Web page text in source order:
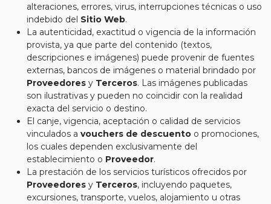
alteraciones, errores, virus, interrupciones técnicas o uso
indebido del Sitio Web.
La autenticidad, exactitud o vigencia de la información
provista, ya que parte del contenido (textos,
descripciones e imágenes) puede provenir de fuentes
externas, bancos de imágenes o material brindado por
Proveedores y Terceros. Las imágenes publicadas
son ilustrativas y pueden no coincidir con la realidad
exacta del servicio o destino.
El canje, vigencia, aceptación o calidad de servicios
vinculados a vouchers de descuento o promociones,
los cuales dependen exclusivamente del
establecimiento o Proveedor.
La prestación de los servicios turísticos ofrecidos por
Proveedores y Terceros, incluyendo paquetes,
excursiones, transporte, vuelos, alojamiento u otras